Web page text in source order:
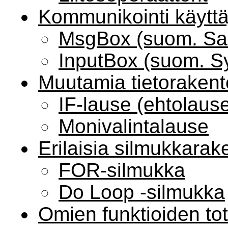
Kommunikointi
MsgBox (suom.
InputBox (suom.
Muutamia
IF-lause
Monivalintalause
Erilaisia
FOR-silmukka
Do Loop -silmukka
Omien funktioiden